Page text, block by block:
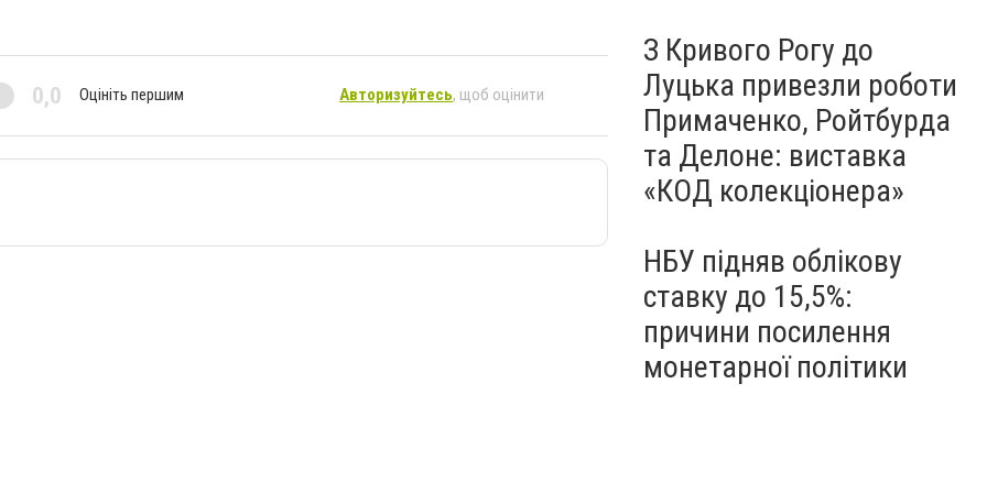
0,0 Оцініть першим Авторизуйтесь, щоб оцінити
З Кривого Рогу до
Луцька привезли роботи
Примаченко, Ройтбурда
та Делоне: виставка
«КОД колекціонера»
НБУ підняв облікову
ставку до 15,5%:
причини посилення
монетарної політики